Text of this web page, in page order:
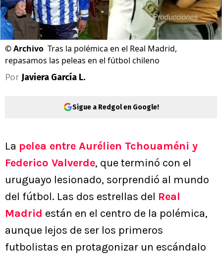
©Archivo Tras la polémica en el Real Madrid,
repasamos las peleas en el fútbol chileno
Por Javiera García L.
Sigue a Redgol en Google!
La pelea entre Aurélien Tchouaméni y
Federico Valverde, que terminó con el
uruguayo lesionado, sorprendió al mundo
del fútbol. Las dos estrellas del Real
Madrid están en el centro de la polémica,
aunque lejos de ser los primeros
futbolistas en protagonizar un escándalo